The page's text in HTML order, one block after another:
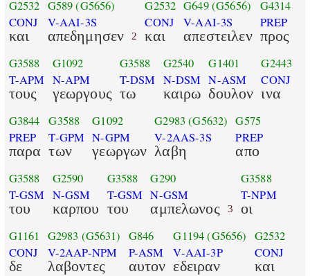
G2532
CONJ
και
G589(G5656)
V-AAI-3S
απεδημησεν 2
G2532
CONJ
και
G649(G5656)
V-AAI-3S
απεστειλεν
G4314
PREP
προς
G3588
T-APM
τους
G1092
N-APM
γεωργους
G3588
T-DSM
τω
G2540
N-DSM
καιρω
G1401
N-ASM
δουλον
G2443
CONJ
ινα
G3844
PREP
παρα
G3588
T-GPM
των
G1092
N-GPM
γεωργων
G2983 (G5632)
V-2AAS-3S
λαβη
G575
PREP
απο
G3588
T-GSM
του
G2590
N-GSM
καρπου
G3588
T-GSM
του
G290
N-GSM
αμπελωνος 3
G3588
T-NPM
οι
G1161
CONJ
δε
G2983 (G5631)
V-2AAP-NPM
λαβοντες
G846
P-ASM
αυτον
G1194 (G5656)
V-AAI-3P
εδειραν
G2532
CONJ
και